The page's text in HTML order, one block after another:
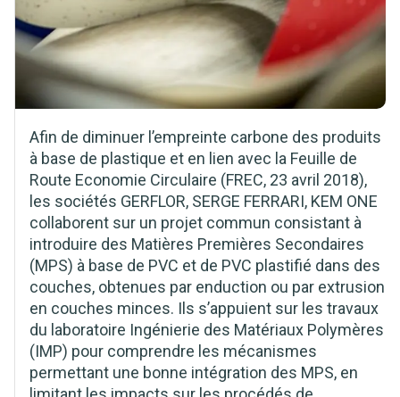
Afin de diminuer l’empreinte carbone des produits
à base de plastique et en lien avec la Feuille de
Route Economie Circulaire (FREC, 23 avril 2018),
les sociétés GERFLOR, SERGE FERRARI, KEM ONE
collaborent sur un projet commun consistant à
introduire des Matières Premières Secondaires
(MPS) à base de PVC et de PVC plastifié dans des
couches, obtenues par enduction ou par extrusion
en couches minces. Ils s’appuient sur les travaux
du laboratoire Ingénierie des Matériaux Polymères
(IMP) pour comprendre les mécanismes
permettant une bonne intégration des MPS, en